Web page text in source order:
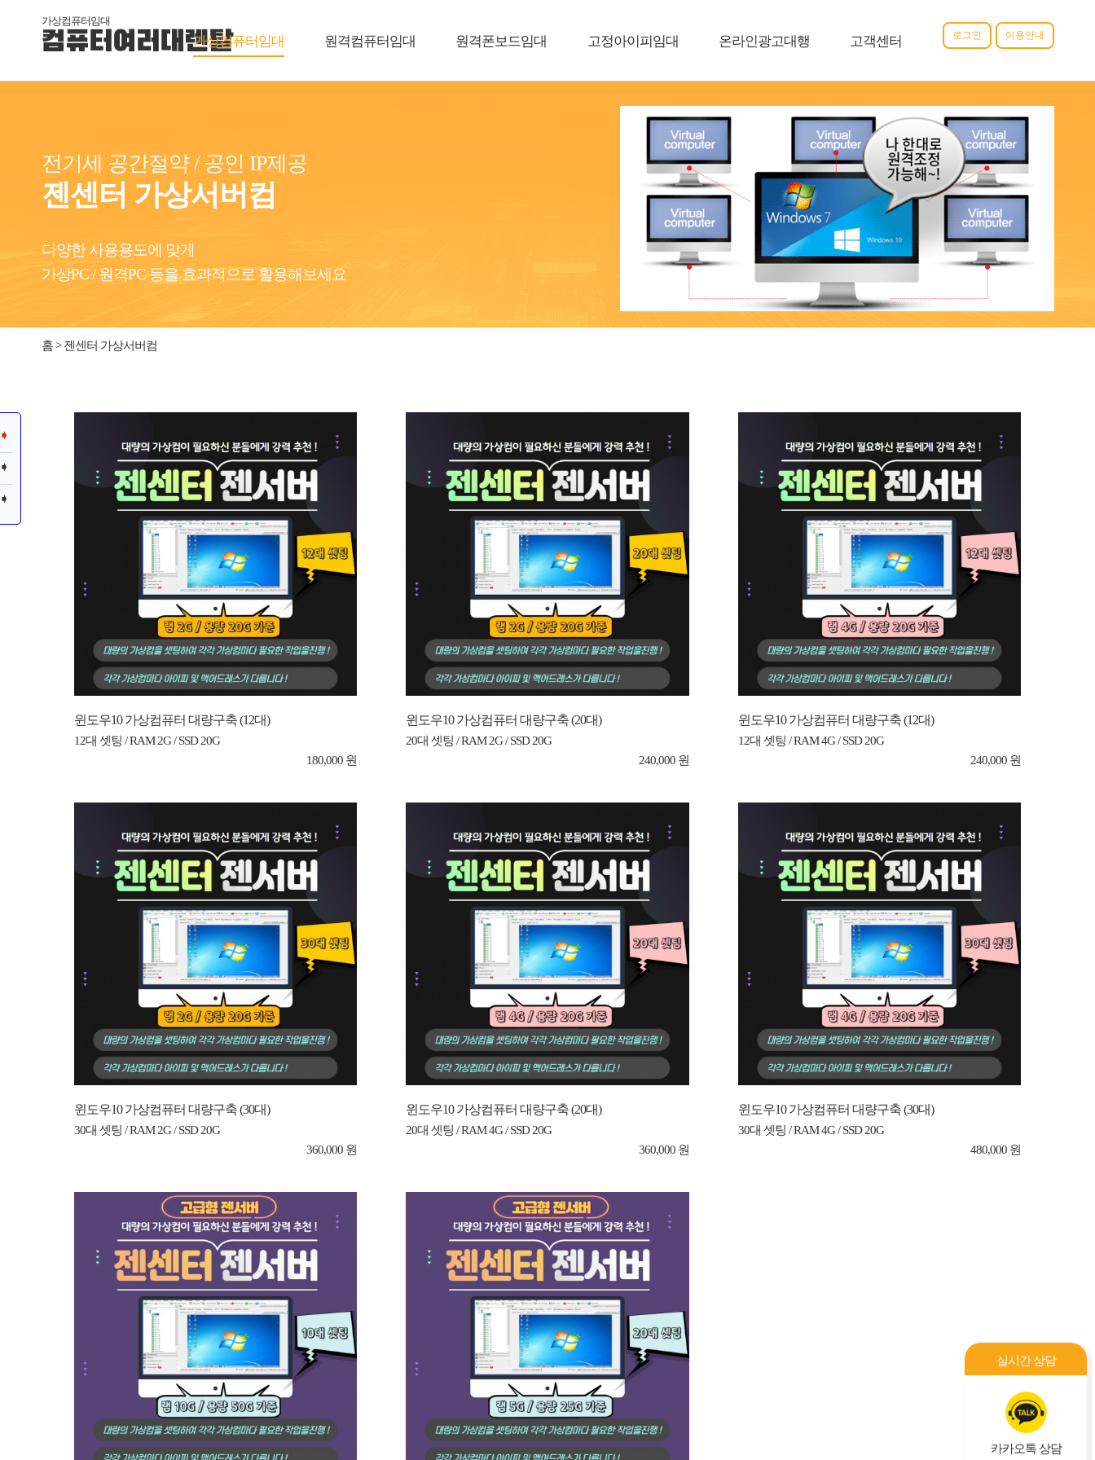
가상컴퓨터임대
컴퓨터여러대렌탈 이용안내
로그인
가상컴퓨터임대 원격컴퓨터임대 원격폰보드임대 고정아이피임대 온라인광고대행 고객센터
전기세 공간절약 / 공인 IP제공
젠센터 가상서버컴
다양한 사용용도에 맞게
가상PC / 원격PC 등을 효과적으로 활용해보세요
홈 > 젠센터 가상서버컴
윈도우10 가상컴퓨터 대량구축 (12대)
12대 셋팅 / RAM 2G / SSD 20G
180,000 원
윈도우10 가상컴퓨터 대량구축 (20대)
20대 셋팅 / RAM 2G / SSD 20G
240,000 원
윈도우10 가상컴퓨터 대량구축 (12대)
12대 셋팅 / RAM 4G / SSD 20G
240,000 원
윈도우10 가상컴퓨터 대량구축 (30대)
30대 셋팅 / RAM 2G / SSD 20G
360,000 원
윈도우10 가상컴퓨터 대량구축 (20대)
20대 셋팅 / RAM 4G / SSD 20G
360,000 원
윈도우10 가상컴퓨터 대량구축 (30대)
30대 셋팅 / RAM 4G / SSD 20G
480,000 원
실시간 상담
카카오톡 상담